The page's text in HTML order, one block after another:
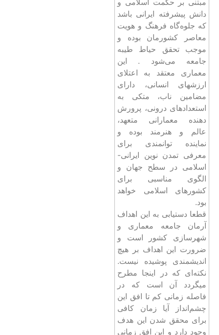
دانش پیشرفته ایرانی باشد
که جلوه‌گاه فرهنگ و هویت
معاصر کشورمان بوده و
موجب تحقق حیاط طیبه
جامعه می‌شود . این
معماری معتقد به اعتلای
ارزشهای انسانی‌، دارای
مضامین ناب، متکی به
استعدادهای درونی، پرورش
دهنده معمارانی متعهد،
عالم و هنرمند بوده و
نماینده توانمندی برای
معرفی تمدن نوین ایرانی-
اسلامی در سطح جهان و
الگوی مناسبی برای
کشورهای اسلامی خواهد
بود.
قطعا دستیابی به این اهداف
آرمان جامعه معماری و
شهرسازی کشور است و
ضرورت این اهداف بر هیچ
اندیشمندی پوشیده نیست.
نکته‌ای که در اینجا مطرح
میگردد آن است که در
فاصله زمانی کم تا افق این
چشم‌انداز آیا زمان کافی
برای محقق شدن این هدف
وجود دارد و این افق زمانی